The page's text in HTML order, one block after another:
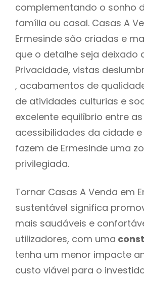
complementando o sonho
família ou casal. Casas A
Ermesinde são criadas e
que o detalhe seja deixado
Privacidade, vistas
, acabamentos de
de atividades culturias e
excelente equilíbrio entre as
acessibilidades da cidade
fazem de Ermesinde uma
privilegiada.
Tornar Casas A Venda em
sustentável significa
mais saudáveis e
utilizadores, com uma
tenha um menor impacte
custo viável para o